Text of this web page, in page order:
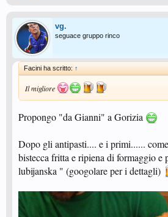
vg.
seguace gruppo rinco
Facini ha scritto: ↑
Il migliore
Propongo "da Gianni" a Gorizia
Dopo gli antipasti.... e i primi......
bistecca fritta e ripiena di formaggio e
lubijanska " (googolare per i dettagli)